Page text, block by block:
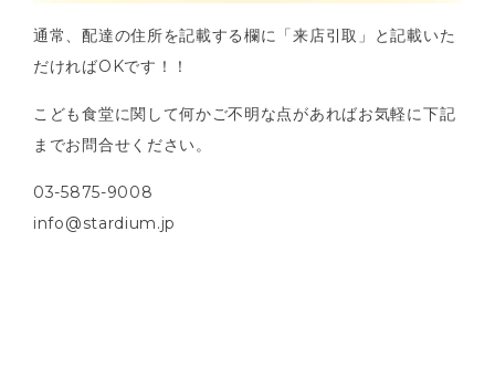
通常、配達の住所を記載する欄に「来店引取」と記載いた
だければOKです！！
こども食堂に関して何かご不明な点があればお気軽に下記
までお問合せください。
03-5875-9008
info@stardium.jp